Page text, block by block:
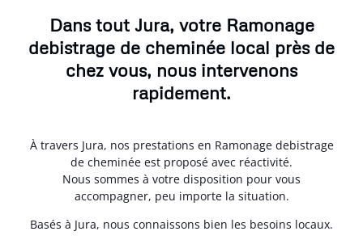
Dans tout Jura, votre Ramonage
debistrage de cheminée local près de
chez vous, nous intervenons
rapidement.
À travers Jura, nos prestations en Ramonage debistrage
de cheminée est proposé avec réactivité.
Nous sommes à votre disposition pour vous
accompagner, peu importe la situation.
Basés à Jura, nous connaissons bien les besoins locaux.